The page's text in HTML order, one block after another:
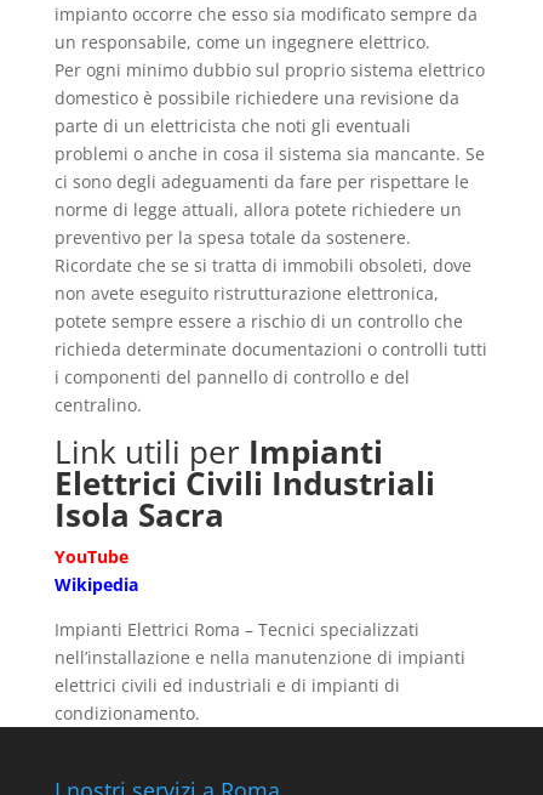
impianto occorre che esso sia modificato sempre da
un responsabile, come un ingegnere elettrico.
Per ogni minimo dubbio sul proprio sistema elettrico
domestico è possibile richiedere una revisione da
parte di un elettricista che noti gli eventuali
problemi o anche in cosa il sistema sia mancante. Se
ci sono degli adeguamenti da fare per rispettare le
norme di legge attuali, allora potete richiedere un
preventivo per la spesa totale da sostenere.
Ricordate che se si tratta di immobili obsoleti, dove
non avete eseguito ristrutturazione elettronica,
potete sempre essere a rischio di un controllo che
richieda determinate documentazioni o controlli tutti
i componenti del pannello di controllo e del
centralino.
Link utili per Impianti
Elettrici Civili Industriali
Isola Sacra
YouTube
Wikipedia
Impianti Elettrici Roma – Tecnici specializzati
nell’installazione e nella manutenzione di impianti
elettrici civili ed industriali e di impianti di
condizionamento.